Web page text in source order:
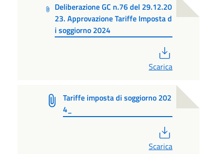
Deliberazione GC n.76 del 29.12.20
23. Approvazione Tariffe Imposta d
i soggiorno 2024
Scarica
Tariffe imposta di soggiorno 202
4_
Scarica